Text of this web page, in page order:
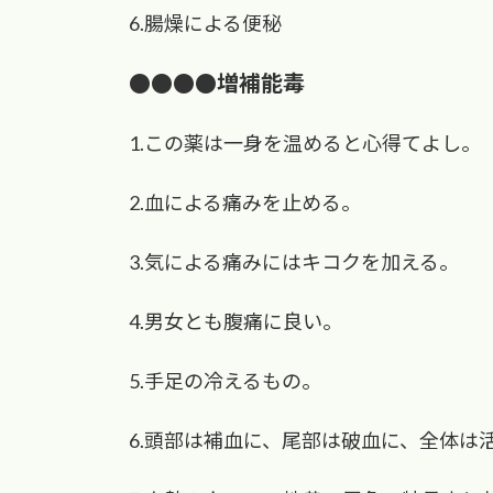
6.腸燥による便秘
●●●●増補能毒
1.この薬は一身を温めると心得てよし。
2.血による痛みを止める。
3.気による痛みにはキコクを加える。
4.男女とも腹痛に良い。
5.手足の冷えるもの。
6.頭部は補血に、尾部は破血に、全体は